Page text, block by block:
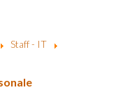
Staff - IT